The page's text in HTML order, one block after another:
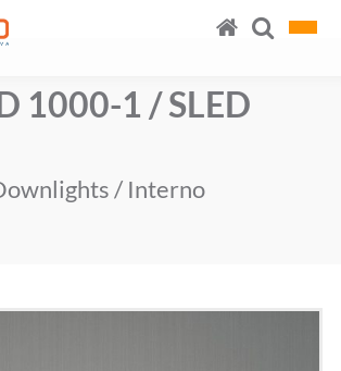
1000-1 / SLED
/ Interno